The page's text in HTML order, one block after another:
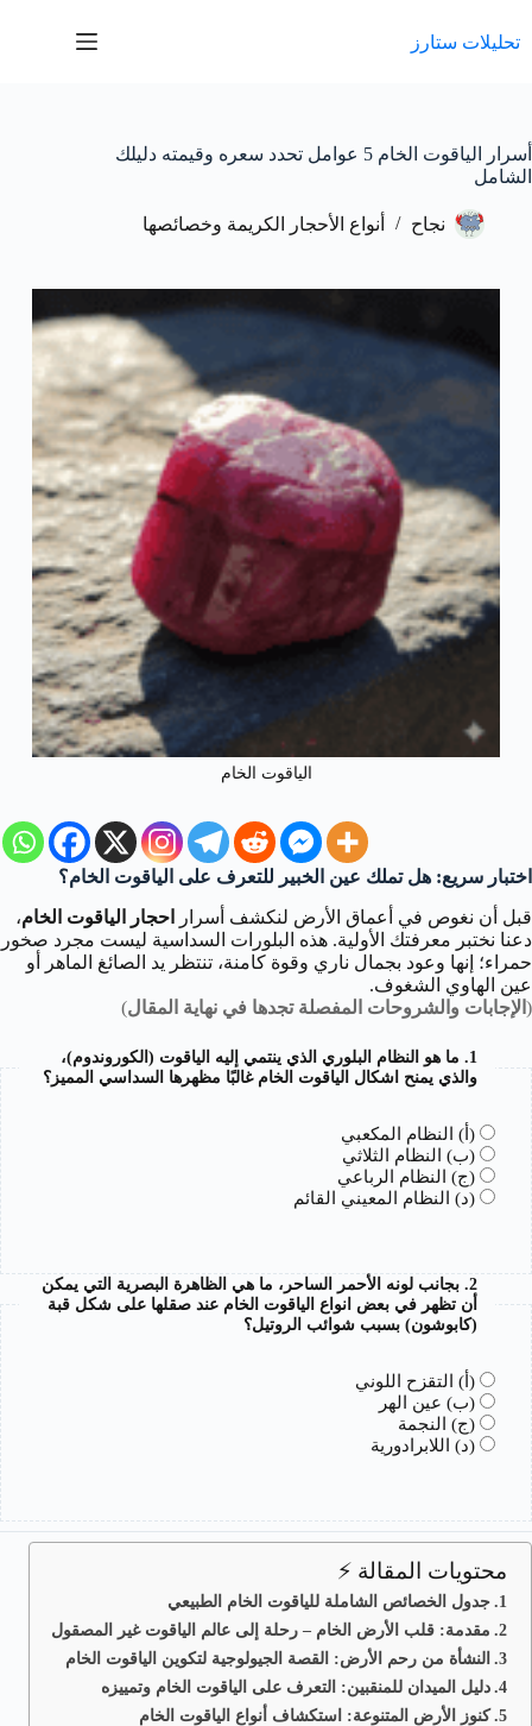
المحتوى
تحليلات ستارز
أسرار الياقوت الخام 5 عوامل تحدد سعره وقيمته دليلك
الشامل
نجاح أنواع الأحجار الكريمة وخصائصها
الياقوت الخام
اختبار سريع: هل تملك عين الخبير للتعرف على الياقوت الخام؟
قبل أن نغوص في أعماق الأرض لنكشف أسرار
احجار الياقوت الخام،
دعنا نختبر معرفتك الأولية. هذه البلورات السداسية ليست مجرد صخور
حمراء؛ إنها وعود بجمال ناري وقوة كامنة، تنتظر يد الصائغ الماهر أو
عين الهاوي الشغوف.
( الإجابات والشروحات المفصلة تجدها في نهاية المقال)
1. ما هو النظام البلوري الذي ينتمي إليه الياقوت (الكوروندوم)،
والذي يمنح اشكال الياقوت الخام غالبًا مظهرها السداسي المميز؟
(أ) النظام المكعبي
(ب) النظام الثلاثي
(ج) النظام الرباعي
(د) النظام المعيني القائم
2. بجانب لونه الأحمر الساحر، ما هي الظاهرة البصرية التي يمكن
أن تظهر في بعض انواع الياقوت الخام عند صقلها على شكل قبة
(كابوشون) بسبب شوائب الروتيل؟
(أ) التقزح اللوني
(ب) عين الهر
(ج) النجمة
(د) اللابرادورية
محتويات المقالة ⚡
جدول الخصائص الشاملة للياقوت الخام الطبيعي
مقدمة: قلب الأرض الخام – رحلة إلى عالم الياقوت غير المصقول
النشأة من رحم الأرض: القصة الجيولوجية لتكوين الياقوت الخام
دليل الميدان للمنقبين: التعرف على الياقوت الخام وتمييزه
كنوز الأرض المتنوعة: استكشاف أنواع الياقوت الخام